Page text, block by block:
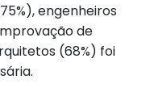
engenheiros
de
(68%) foi